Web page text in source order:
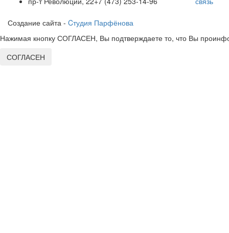
Создание сайта - Cтудия Парфёнова
Нажимая кнопку СОГЛАСЕН, Вы подтверждаете то, что Вы
СОГЛАСЕН